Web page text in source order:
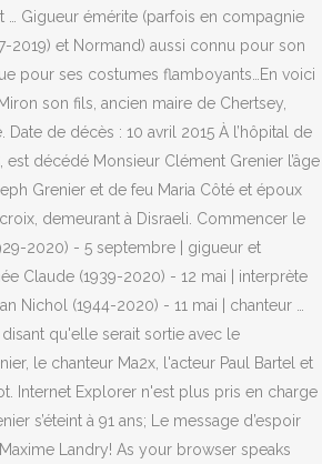
… Gigueur émérite (parfois en compagnie
2019) et Normand) aussi connu pour son
pour ses costumes flamboyants…En voici
son fils, ancien maire de Chertsey,
de décès : 10 avril 2015 À l’hôpital de
est décédé Monsieur Clément Grenier l’âge
Grenier et de feu Maria Côté et époux
demeurant à Disraeli. Commencer le
2020) - 5 septembre | gigueur et
Claude (1939-2020) - 12 mai | interprète
Nichol (1944-2020) - 11 mai | chanteur …
qu'elle serait sortie avec le
le chanteur Ma2x, l'acteur Paul Bartel et
Internet Explorer n'est plus pris en charge
s’éteint à 91 ans; Le message d’espoir
Landry! As your browser speaks